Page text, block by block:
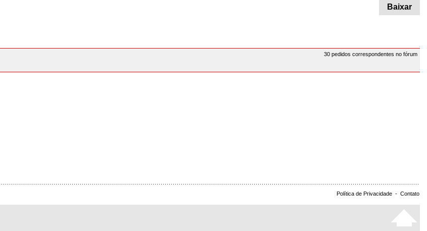
Baixar
30 pedidos correspondentes no fórum
Política de Privacidade - Contato